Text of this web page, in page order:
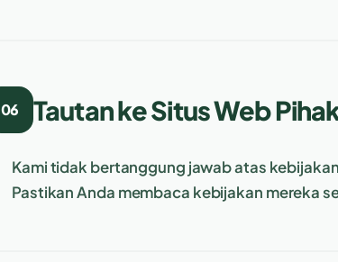
06 Tautan ke Situs Web
Kami tidak bertanggung jawab atas
Pastikan Anda membaca kebijakan mereka